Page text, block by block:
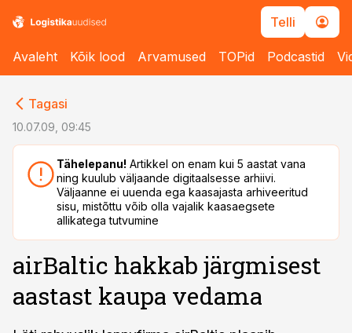
Telli
Avaleht Kõik lood Arvamused TOPid Podcastid
Tagasi
10.07.09, 09:45
Tähelepanu! Artikkel on enam kui 5 aastat vana
ning kuulub väljaande digitaalsesse arhiivi.
Väljaanne ei uuenda ega kaasajasta arhiveeritud
sisu, mistõttu võib olla vajalik kaasaegsete
allikatega tutvumine
airBaltic hakkab järgmisest
aastast kaupa vedama